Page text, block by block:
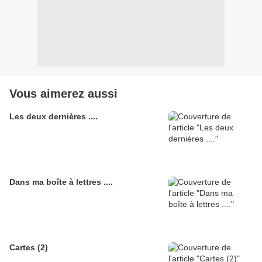
Vous aimerez aussi
Les deux dernières ....
Dans ma boîte à lettres ....
Cartes (2)